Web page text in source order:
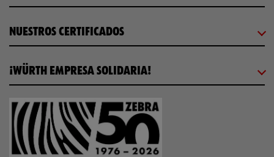
NUESTROS CERTIFICADOS
¡WÜRTH EMPRESA SOLIDARIA!